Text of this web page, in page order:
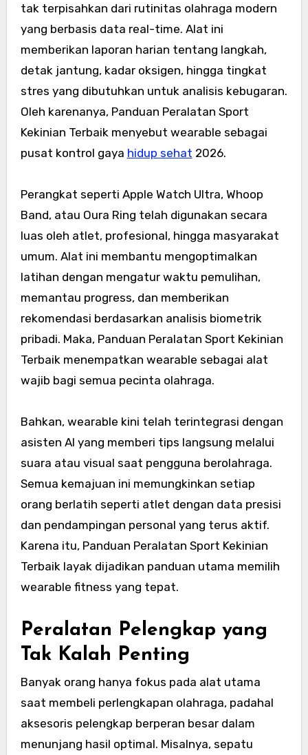
tak terpisahkan dari rutinitas olahraga modern
yang berbasis data real-time. Alat ini
memberikan laporan harian tentang langkah,
detak jantung, kadar oksigen, hingga tingkat
stres yang dibutuhkan untuk analisis kebugaran.
Oleh karenanya, Panduan Peralatan Sport
Kekinian Terbaik menyebut wearable sebagai
pusat kontrol gaya hidup sehat 2026.
Perangkat seperti Apple Watch Ultra, Whoop
Band, atau Oura Ring telah digunakan secara
luas oleh atlet, profesional, hingga masyarakat
umum. Alat ini membantu mengoptimalkan
latihan dengan mengatur waktu pemulihan,
memantau progress, dan memberikan
rekomendasi berdasarkan analisis biometrik
pribadi. Maka, Panduan Peralatan Sport Kekinian
Terbaik menempatkan wearable sebagai alat
wajib bagi semua pecinta olahraga.
Bahkan, wearable kini telah terintegrasi dengan
asisten AI yang memberi tips langsung melalui
suara atau visual saat pengguna berolahraga.
Semua kemajuan ini memungkinkan setiap
orang berlatih seperti atlet dengan data presisi
dan pendampingan personal yang terus aktif.
Karena itu, Panduan Peralatan Sport Kekinian
Terbaik layak dijadikan panduan utama memilih
wearable fitness yang tepat.
Peralatan Pelengkap yang
Tak Kalah Penting
Banyak orang hanya fokus pada alat utama
saat membeli perlengkapan olahraga, padahal
aksesoris pelengkap berperan besar dalam
menunjang hasil optimal. Misalnya, sepatu